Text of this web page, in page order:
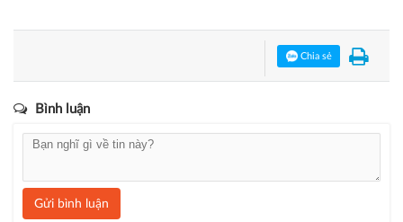
Chia sẻ
Bình luận
Gửi bình luận